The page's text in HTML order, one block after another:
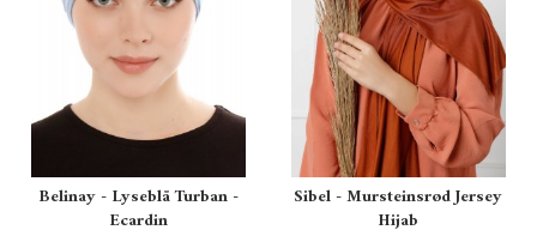
Belinay - Lyseblå Turban -
Ecardin
Sibel - Mursteinsrød Jersey
Hijab